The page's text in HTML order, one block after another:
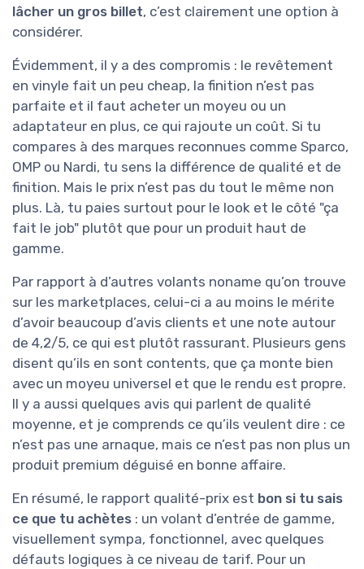
lâcher un gros billet, c’est clairement une option à
considérer.
Évidemment, il y a des compromis : le revêtement
en vinyle fait un peu cheap, la finition n’est pas
parfaite et il faut acheter un moyeu ou un
adaptateur en plus, ce qui rajoute un coût. Si tu
compares à des marques reconnues comme Sparco,
OMP ou Nardi, tu sens la différence de qualité et de
finition. Mais le prix n’est pas du tout le même non
plus. Là, tu paies surtout pour le look et le côté "ça
fait le job" plutôt que pour un produit haut de
gamme.
Par rapport à d’autres volants noname qu’on trouve
sur les marketplaces, celui-ci a au moins le mérite
d’avoir beaucoup d’avis clients et une note autour
de 4,2/5, ce qui est plutôt rassurant. Plusieurs gens
disent qu’ils en sont contents, que ça monte bien
avec un moyeu universel et que le rendu est propre.
Il y a aussi quelques avis qui parlent de qualité
moyenne, et je comprends ce qu’ils veulent dire : ce
n’est pas une arnaque, mais ce n’est pas non plus un
produit premium déguisé en bonne affaire.
En résumé, le rapport qualité-prix est bon si tu sais
ce que tu achètes : un volant d’entrée de gamme,
visuellement sympa, fonctionnel, avec quelques
défauts logiques à ce niveau de tarif. Pour un